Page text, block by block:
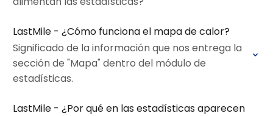
LastMile - ¿Cómo funciona el mapa de calor?
Significado de la información que nos entrega la
sección de "Mapa" dentro del módulo de
estadísticas.
LastMile - ¿Por qué en las estadísticas aparecen